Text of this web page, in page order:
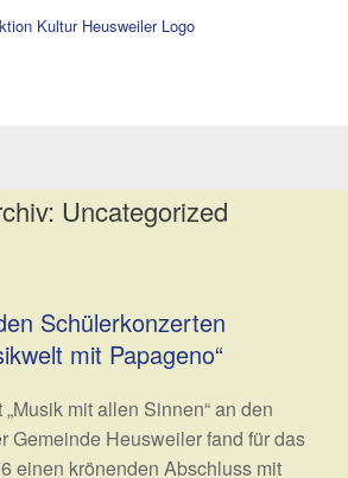
Uncategorized
Schülerkonzerten
mit Papageno“
mit allen Sinnen“ an den
Gemeinde Heusweiler fand für das
einen krönenden Abschluss mit